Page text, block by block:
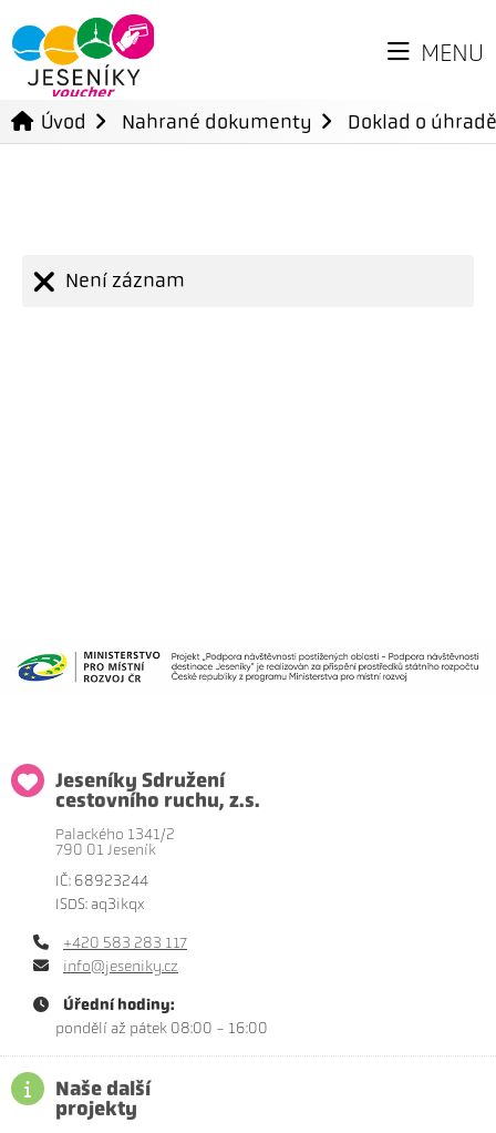
MENU
Úvod Nahrané dokumenty Doklad o
Není záznam
Jeseníky Sdružení
cestovního ruchu, z.s.
Palackého 1341/2
790 01 Jeseník
IČ: 68923244
ISDS: aq3ikqx
+420 583 283 117
info@jeseniky.cz
Úřední hodiny:
pondělí až pátek 08:00 - 16:00
Naše další
projekty